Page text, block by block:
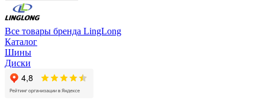
Все товары бренда LingLong
Каталог
Шины
Диски